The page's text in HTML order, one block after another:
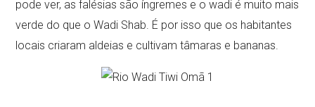
pode ver, as falésias são íngremes e o wadi é muito mais
verde do que o Wadi Shab. É por isso que os habitantes
locais criaram aldeias e cultivam tâmaras e bananas.